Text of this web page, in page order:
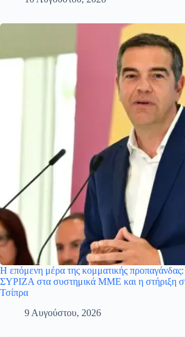
Η επόμενη μέρα της κομματικής
ΣΥΡΙΖΑ στα συστημικά ΜΜΕ και η στήριξη
Τσίπρα
9 Αυγούστου, 2026